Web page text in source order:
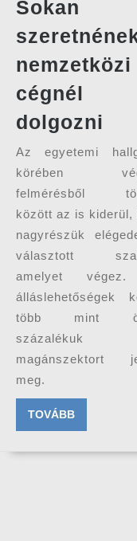
Sokan
nemzetközi
cégnél
dolgozni
Az egyetemi
körében
felmérésből
között az is kiderül,
nagyrészük
választott
amelyet
álláslehetőségek
több mint
magánszektort
meg.
TOVÁBBTOVÁBB